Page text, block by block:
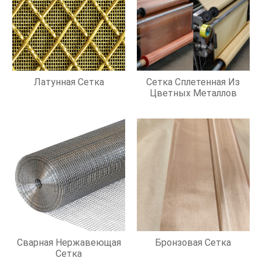
Латунная Сетка
Сетка Сплетенная Из
Цветных Металлов
Сварная Нержавеющая
Сетка
Бронзовая Сетка